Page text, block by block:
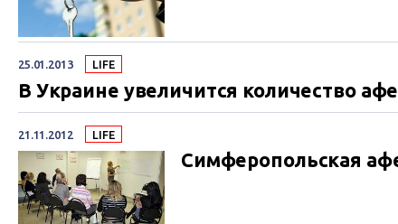
25.01.2013 LIFE
В Украине увеличится количество
21.11.2012 LIFE
Симферопольская